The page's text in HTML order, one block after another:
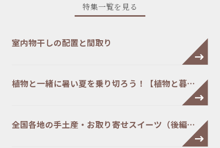
特集一覧を見る
室内物干しの配置と間取り
植物と一緒に暑い夏を乗り切ろう！【植物と暮…
全国各地の手土産・お取り寄せスイーツ（後編…